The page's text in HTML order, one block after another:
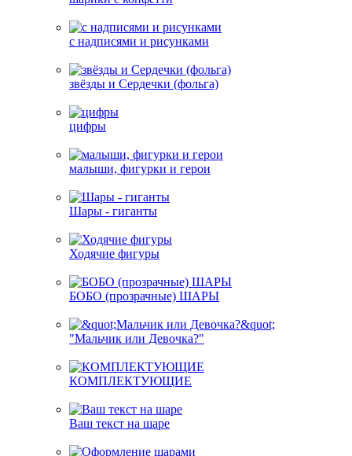
с надписями и рисунками
звёзды и Сердечки (фольга)
цифры
малыши, фигурки и герои
Шары - гиганты
Ходячие фигуры
БОБО (прозрачные) ШАРЫ
"Мальчик или Девочка?"
КОМПЛЕКТУЮЩИЕ
Ваш текст на шаре